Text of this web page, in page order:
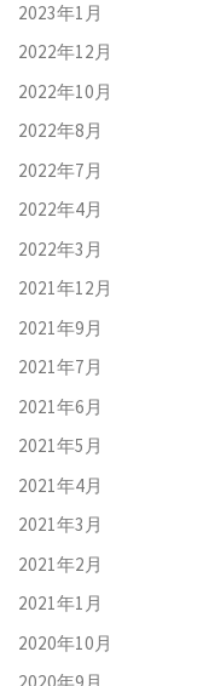
2023年1月
2022年12月
2022年10月
2022年8月
2022年7月
2022年4月
2022年3月
2021年12月
2021年9月
2021年7月
2021年6月
2021年5月
2021年4月
2021年3月
2021年2月
2021年1月
2020年10月